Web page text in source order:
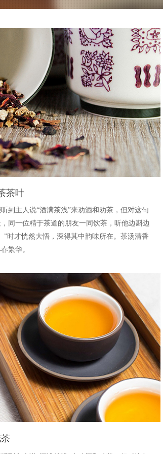
茶叶
到主人说“酒满茶浅”来劝酒和劝茶，但对这句
同一位精于茶道的朋友一同饮茶，听他边斟边
时才恍然大悟，深得其中韵味所在。茶汤清香
繁华。